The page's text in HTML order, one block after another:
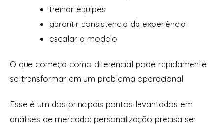
treinar equipes
garantir consistência da experiência
escalar o modelo
O que começa como diferencial pode rapidamente
se transformar em um problema operacional.
Esse é um dos principais pontos levantados em
análises de mercado: personalização precisa ser